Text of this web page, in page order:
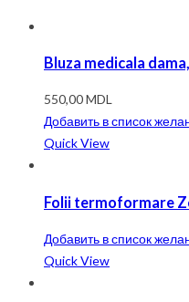
Bluza medicala
550,00MDL
Добавить в список
Quick View
Folii termoformare
Добавить в список
Quick View